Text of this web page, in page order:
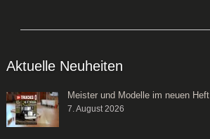
Aktuelle Neuheiten
Meister und Modelle im neuen Heft
7. August 2026